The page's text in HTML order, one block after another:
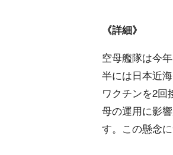
《詳細》
空母艦隊は今
半には日本近
ワクチンを2回
母の運用に影
す。この懸念